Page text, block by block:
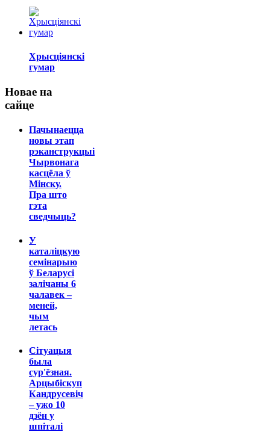
Хрысціянскі
гумар
Новае на
сайце
Пачынаецца
новы этап
рэканструкцыі
Чырвонага
касцёла ў
Мінску.
Пра што
гэта
сведчыць?
У
каталіцкую
семінарыю
ў Беларусі
залічаны 6
чалавек –
меней,
чым
летась
Сітуацыя
была
сур'ёзная.
Арцыбіскуп
Кандрусевіч
– ужо 10
дзён у
шпіталі